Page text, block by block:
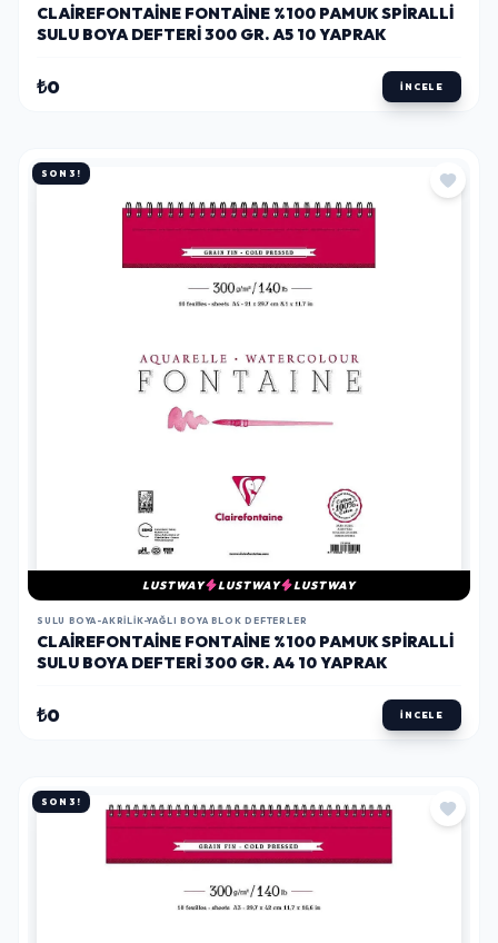
CLAIREFONTAINE FONTAINE %100 PAMUK SPIRALLI
SULU BOYA DEFTERI 300 GR. A5 10 YAPRAK
₺0 İNCELE
SON 3!
LUSTWAY LUSTWAY LUSTWAY
SULU BOYA-AKRILIK-YAĞLI BOYA BLOK DEFTERLER
CLAIREFONTAINE FONTAINE %100 PAMUK SPIRALLI
SULU BOYA DEFTERI 300 GR. A4 10 YAPRAK
₺0 İNCELE
SON 3!